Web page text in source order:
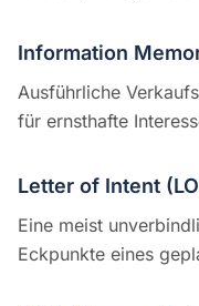
Information
Ausführliche
für ernsthafte
Letter of Intent
Eine meist
Eckpunkte eines